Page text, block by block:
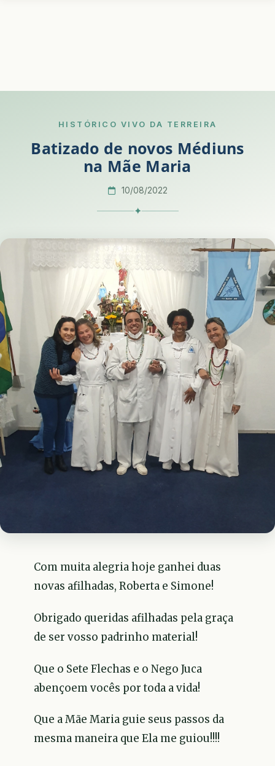
HISTÓRICO VIVO DA TERREIRA
Batizado de novos Médiuns
na Mãe Maria
10/08/2022
✦
Com muita alegria hoje ganhei duas
novas afilhadas, Roberta e Simone!
Obrigado queridas afilhadas pela graça
de ser vosso padrinho material!
Que o Sete Flechas e o Nego Juca
abençoem vocês por toda a vida!
Que a Mãe Maria guie seus passos da
mesma maneira que Ela me guiou!!!!